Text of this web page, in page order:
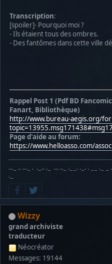
Transcription:
[spoiler]- Pourquoi moi ?
- Ils étaient tous des ombres.
- Des fantômes dans cette ville
Rappel Post 1 (Pdf BD
Fanart, Bibliothèque)
http://www.bureau-aegis.org/
Page d'aide au forum:
https://www.helloasso.com/
···− ·· ···− · ·−·· ·− ··· ··− ·−−· ·−· · −− ·− −
·−
Wizzy
grand archiviste
traducteur
Néocréator
Messages: 19144